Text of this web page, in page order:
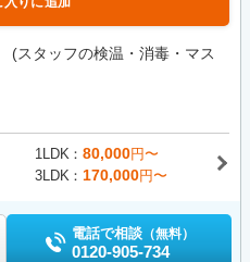
スタッフの検温・消毒・マス
1LDK 80,000円〜
3LDK 170,000円〜
電話で相談 （無料）
0120-905-734